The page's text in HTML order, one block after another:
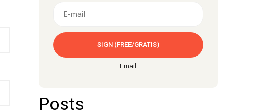
Email
Posts